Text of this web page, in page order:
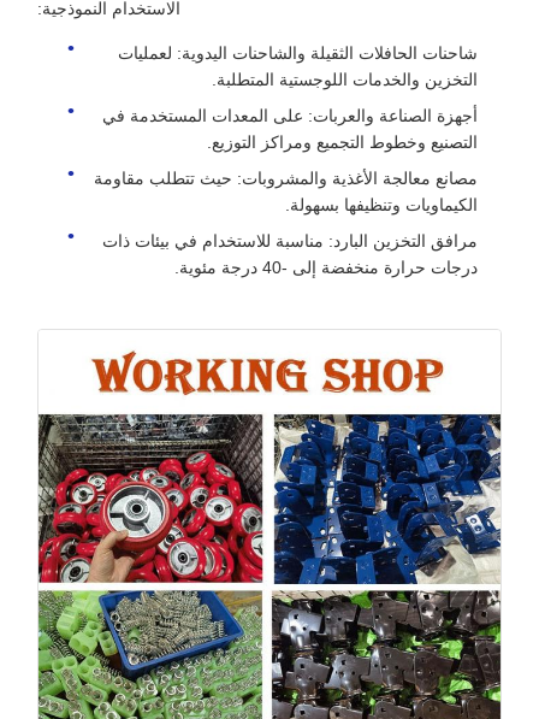
الاستخدام النموذجية:
شاحنات الحافلات الثقيلة والشاحنات اليدوية: لعمليات
التخزين والخدمات اللوجستية المتطلبة.
أجهزة الصناعة والعربات: على المعدات المستخدمة في
التصنيع وخطوط التجميع ومراكز التوزيع.
مصانع معالجة الأغذية والمشروبات: حيث تتطلب مقاومة
الكيماويات وتنظيفها بسهولة.
مرافق التخزين البارد: مناسبة للاستخدام في بيئات ذات
درجات حرارة منخفضة إلى -40 درجة مئوية.